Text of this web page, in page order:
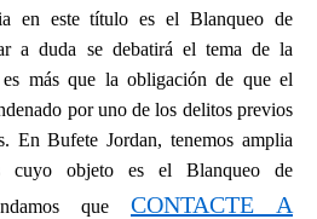
en este título es el Blanqueo de
a duda se debatirá el tema de la
más que la obligación de que el
por uno de los delitos previos
En Bufete Jordan, tenemos amplia
cuyo objeto es el Blanqueo de
que CONTACTE A